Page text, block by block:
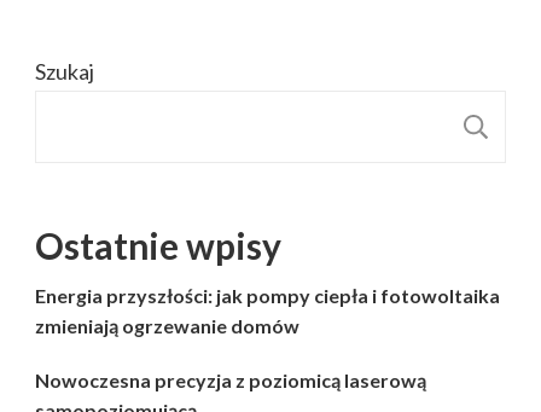
Szukaj
Ostatnie wpisy
Energia przyszłości: jak pompy ciepła i fotowoltaika
zmieniają ogrzewanie domów
Nowoczesna precyzja z poziomicą laserową